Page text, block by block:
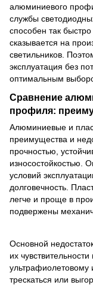
алюминиевого
службы
способен так
сказывается на
светильников.
эксплуатация без
оптимальным
Сравнение
профиля:
Алюминиевые и
преимущества и
прочностью,
износостойкостью.
условий
долговечность.
легче и проще в
подвержены
Основной
их
ультрафиолетовому
трескаться или